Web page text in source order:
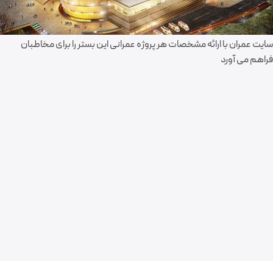
در کشور سالیانه پروژه های عمرانی زیادی در حال انجام است که بسیاری از
مخاطبان این پروژه ها علاقمند به کم و کاست این پروژه ها هستند از این رو وب
سایت عمران با ارائه مشخصات هر پروژه عمرانی این بستر را برای مخاطبان
فراهم می آورد